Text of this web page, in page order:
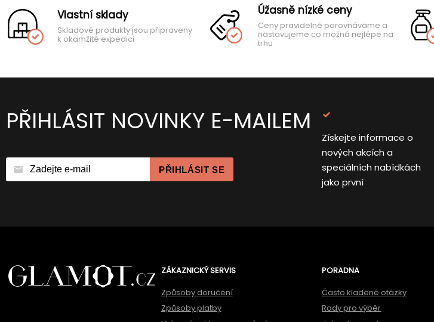
Vlastní sklady
Skladové produkty jsou připraveny
k okamžité expedici
Úžasně nízké ceny
Ceny pravidelně porovnáváme a
nastavujeme co možná nejlépe na
trhu
PŘIHLÁSIT NOVINKY E-MAILEM
PŘIHLÁSIT SE
Získejte informace o
nových akcích a
speciálních nabídkách
jako první
ZÁKAZNICKÝ SERVIS
Způsoby doručení
Způsoby platby
PORADNA
Často kladené otázky
Rady pro výběr